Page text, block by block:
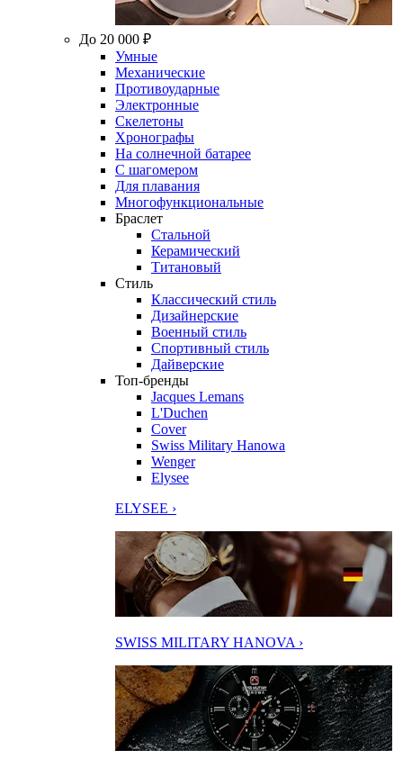
До 20 000 ₽
Умные
Механические
Противоударные
Электронные
Скелетоны
Хронографы
На солнечной батарее
С шагомером
Для плавания
Многофункциональные
Браслет
Стальной
Керамический
Титановый
Стиль
Классический стиль
Дизайнерские
Военный стиль
Спортивный стиль
Дайверские
Топ-бренды
Jacques Lemans
L'Duchen
Cover
Swiss Military Hanowa
Wenger
Elysee
ELYSEE ›
SWISS MILITARY HANOVA ›